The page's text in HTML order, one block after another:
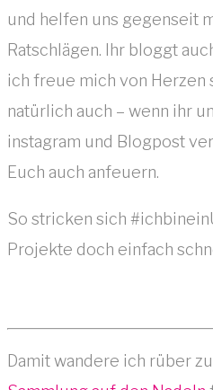
und helfen uns gegenseit
Ratschlägen. Ihr bloggt
ich freue mich von Herzen
natürlich auch – wenn ihr
instagram und Blogpost
Euch auch anfeuern.
So stricken sich
Projekte doch einfach
Damit wandere ich rüber